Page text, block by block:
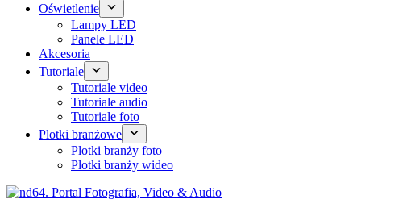
Oświetlenie
Lampy LED
Panele LED
Akcesoria
Tutoriale
Tutoriale video
Tutoriale audio
Tutoriale foto
Plotki branżowe
Plotki branży foto
Plotki branży wideo